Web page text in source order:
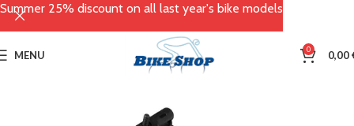
MENU 0 0,00
Summer 25% discount on all last year's bike models